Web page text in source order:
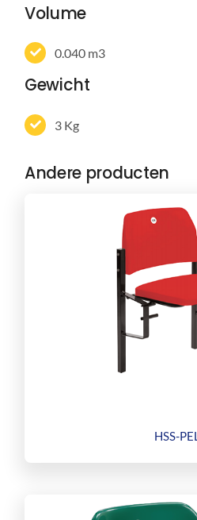
Volume
0.040 m3
Gewicht
3 Kg
Andere producten
HSS-PEL